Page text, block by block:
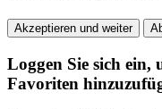
Akzeptieren und weiter
Loggen Sie sich ein,
Favoriten